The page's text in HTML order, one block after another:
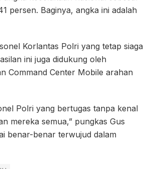
persen. Baginya, angka ini adalah
Korlantas Polri yang tetap siaga
ini juga didukung oleh
Command Center Mobile arahan
Polri yang bertugas tanpa kenal
mereka semua,” pungkas Gus
benar-benar terwujud dalam